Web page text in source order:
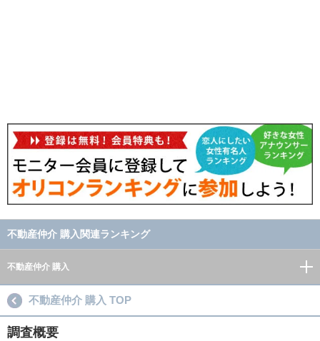
不動産仲介 購入関連ランキング
不動産仲介 購入
不動産仲介 購入 TOP
調査概要